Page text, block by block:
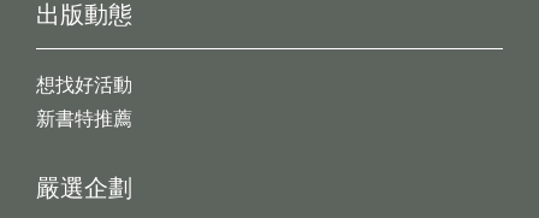
出版動態
想找好活動
新書特推薦
嚴選企劃